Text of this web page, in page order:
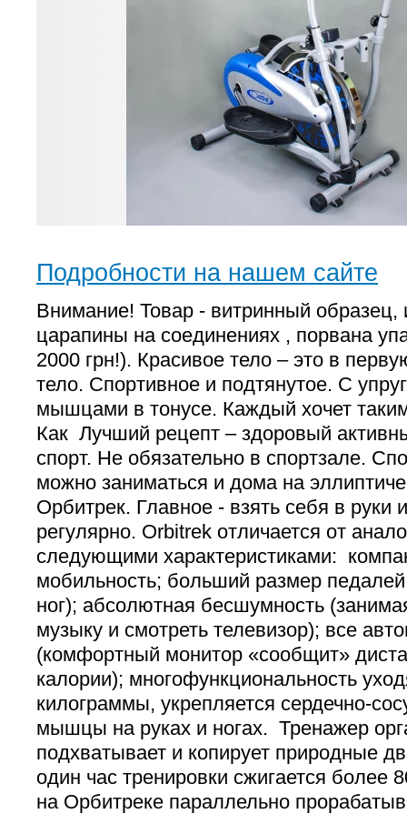
Подробности на нашем сайте
Внимание! Товар - витринный образец,
царапины на соединениях , порвана
2000 грн!). Красивое тело – это в
тело. Спортивное и подтянутое. С
мышцами в тонусе. Каждый хочет
Как Лучший рецепт – здоровый
спорт. Не обязательно в спортзале.
можно заниматься и дома на
Орбитрек. Главное - взять себя в руки
регулярно. Orbitrek отличается от
следующими характеристиками:
мобильность; больший размер
ног); абсолютная бесшумность
музыку и смотреть телевизор); все
(комфортный монитор «сообщит»
калории); многофункциональность
килограммы, укрепляется сердечно-
мышцы на руках и ногах. Тренажер
подхватывает и копирует природные
один час тренировки сжигается более
на Орбитреке параллельно